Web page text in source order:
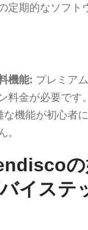
定期的なソフト
機能: プレミア
料金が必要です。
な機能が初心者
。
の
イステ